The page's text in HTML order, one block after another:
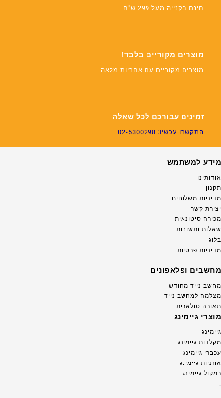
חינם בקנייה מעל 299 ש"ח
מוצרים מקוריים בלבד!
מוצרים מקוריים עם אחריות מלאה
זמינים עבורכם לכל שאלה
התקשרו עכשיו: 02-5300298
מידע למשתמש
אודותינו
תקנון
מדיניות משלוחים
יצירת קשר
מכירה סיטונאית
שאלות ותשובות
בלוג
מדיניות פרטיות
מחשבים ופלאפונים
מחשב נייד מחודש
מצלמה למחשב נייד
תאורה סולארית
מוצרי גיימינג
גיימינג
מקלדות גיימינג
עכברי גיימינג
אוזניות גיימינג
רמקול גיימינג
.
.